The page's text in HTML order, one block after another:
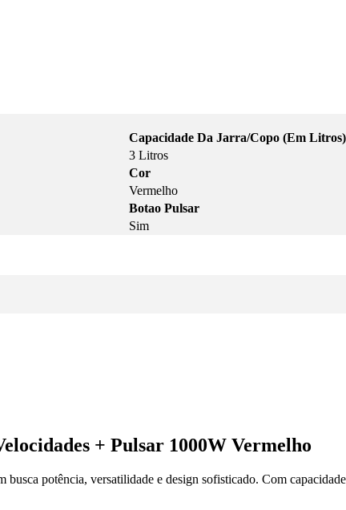
Capacidade Da Jarra/Copo (Em Litros)
3 Litros
Cor
Vermelho
Botao Pulsar
Sim
+ Pulsar 1000W Vermelho
busca potência, versatilidade e design sofisticado. Com